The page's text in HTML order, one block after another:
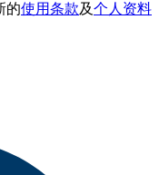
的使用条款及个人资料